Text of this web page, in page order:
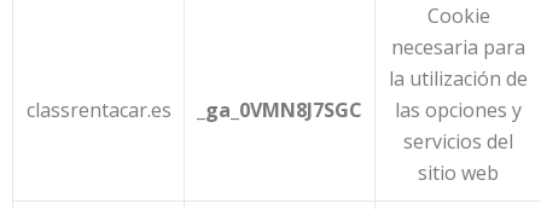
classrentacar.es _ga_0VMN8J7SGC
Cookie
necesaria para
la utilización de
las opciones y
servicios del
sitio web